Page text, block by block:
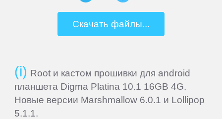
Скачать файлы...
Root и кастом прошивки для android
планшета Digma Platina 10.1 16GB 4G.
Новые версии Marshmallow 6.0.1 и Lollipop
5.1.1.
Add
Firmware